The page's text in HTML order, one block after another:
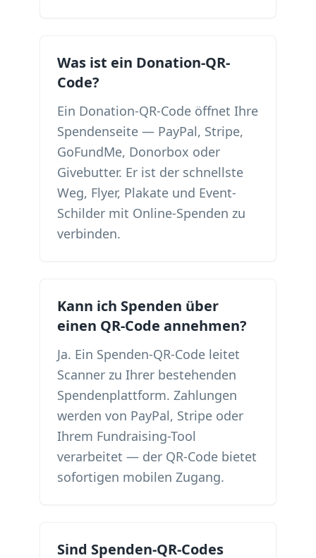
Was ist ein Donation-QR-
Code?
Ein Donation-QR-Code öffnet Ihre
Spendenseite — PayPal, Stripe,
GoFundMe, Donorbox oder
Givebutter. Er ist der schnellste
Weg, Flyer, Plakate und Event-
Schilder mit Online-Spenden zu
verbinden.
Kann ich Spenden über
einen QR-Code annehmen?
Ja. Ein Spenden-QR-Code leitet
Scanner zu Ihrer bestehenden
Spendenplattform. Zahlungen
werden von PayPal, Stripe oder
Ihrem Fundraising-Tool
verarbeitet — der QR-Code bietet
sofortigen mobilen Zugang.
Sind Spenden-QR-Codes